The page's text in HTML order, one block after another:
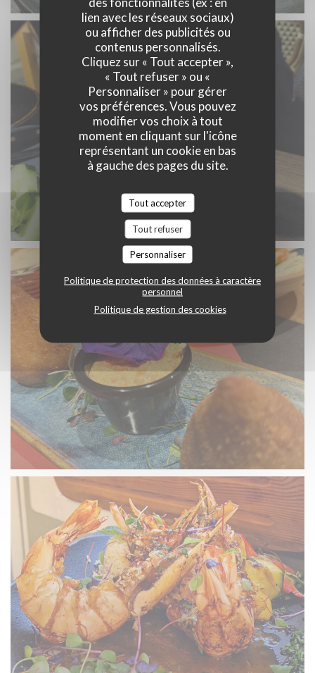
lien avec les réseaux sociaux)
ou afficher des publicités ou
contenus personnalisés.
Cliquez sur « Tout accepter »,
« Tout refuser » ou «
Personnaliser » pour gérer
vos préférences. Vous pouvez
modifier vos choix à tout
moment en cliquant sur l'icône
représentant un cookie en bas
à gauche des pages du site.
Tout accepter
Tout refuser
Personnaliser
Politique de protection des données à caractère
personnel
Politique de gestion des cookies